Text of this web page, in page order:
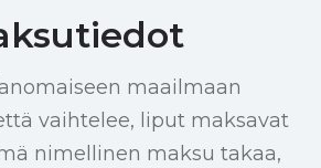
maailmaan
vaihtelee, liput maksavat
nimellinen maksu takaa,